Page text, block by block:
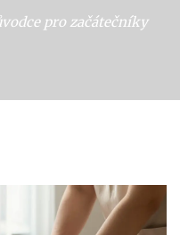
pro začátečníky